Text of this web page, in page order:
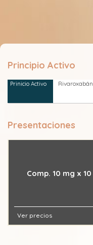
Principio Activo
Rivaroxabán
Presentaciones
Comp. 10 mg x 10
Ver precios